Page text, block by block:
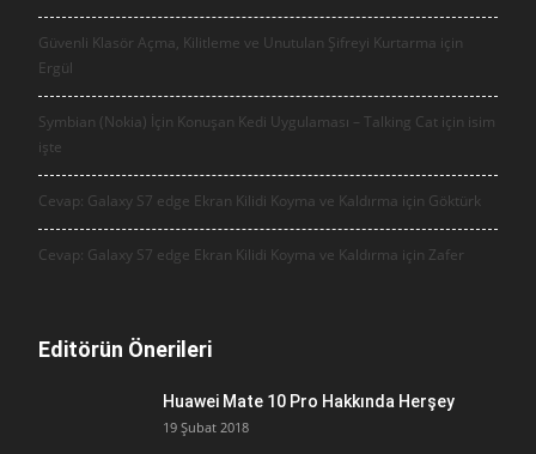
Güvenli Klasör Açma, Kilitleme ve Unutulan Şifreyi Kurtarma için
Ergül
Symbian (Nokia) İçin Konuşan Kedi Uygulaması – Talking Cat için isim
işte
Cevap: Galaxy S7 edge Ekran Kilidi Koyma ve Kaldırma için Göktürk
Cevap: Galaxy S7 edge Ekran Kilidi Koyma ve Kaldırma için Zafer
Editörün Önerileri
Huawei Mate 10 Pro Hakkında Herşey
19 Şubat 2018